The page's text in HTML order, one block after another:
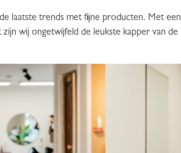
laatste trends met fijne producten. Met een
wij ongetwijfeld de leukste kapper van de